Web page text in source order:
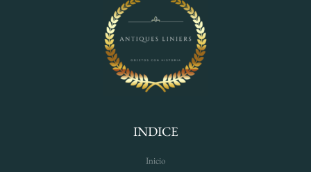
INDICE
Inicio